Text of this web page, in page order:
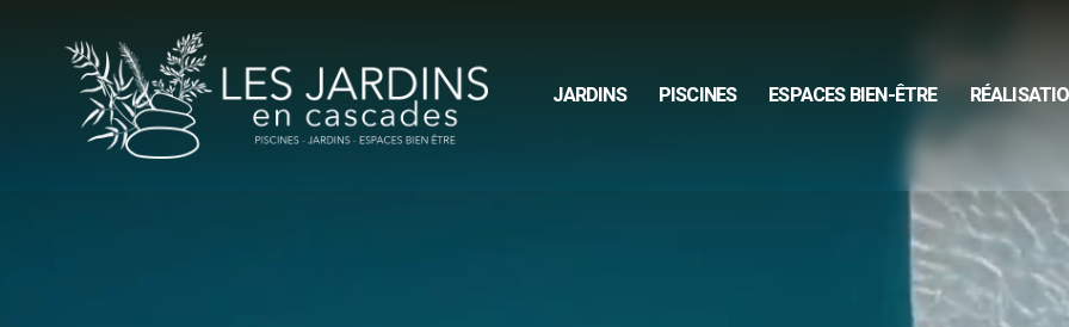
JARDINS PISCINES ESPACES BIEN-ÊTRE